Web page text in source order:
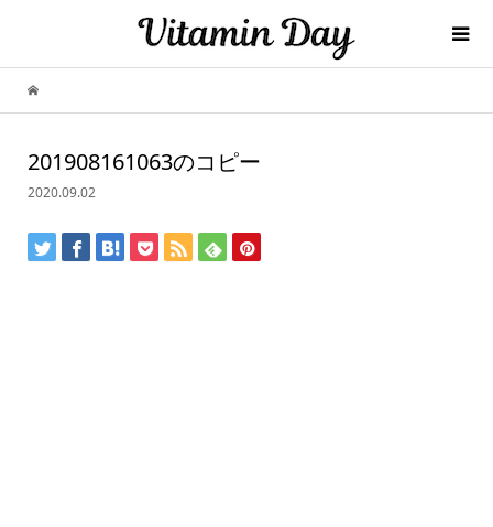
201908161063のコピー
2020.09.02